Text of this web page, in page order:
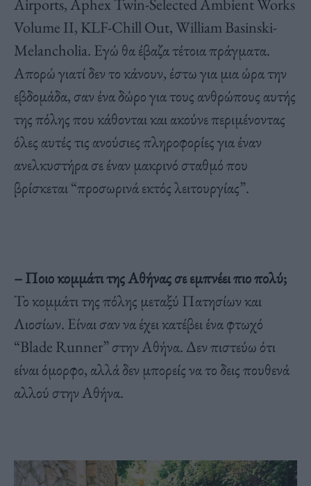
Volume II, KLF-Chill Out, William Basinski-
Melancholia. Εγώ θα έβαζα τέτοια πράγματα.
Απορώ γιατί δεν το κάνουν, έστω για μια ώρα την
εβδομάδα, σαν ένα δώρο για τους ανθρώπους αυτής
της πόλης που κάθονται και ακούνε περιμένοντας
όλες αυτές τις ανούσιες πληροφορίες για έναν
ανελκυστήρα σε έναν μακρινό σταθμό που
βρίσκεται “προσωρινά εκτός λειτουργίας”.
– Ποιο κομμάτι της Αθήνας σε εμπνέει πιο πολύ;
Το κομμάτι της πόλης μεταξύ Πατησίων και
Λιοσίων. Είναι σαν να έχει κατέβει ένα φτωχό
“Blade Runner” στην Αθήνα. Δεν πιστεύω ότι
είναι όμορφο, αλλά δεν μπορείς να το δεις πουθενά
αλλού στην Αθήνα.